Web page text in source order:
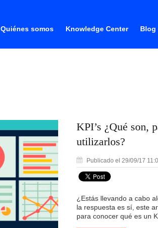
Quiénes somos Knowledge Center Blog
KPI’s ¿Qué son,
utilizarlos?
Publicado el 29/09/17
¿Estás llevando a cabo
la respuesta es sí, este
para conocer qué es un